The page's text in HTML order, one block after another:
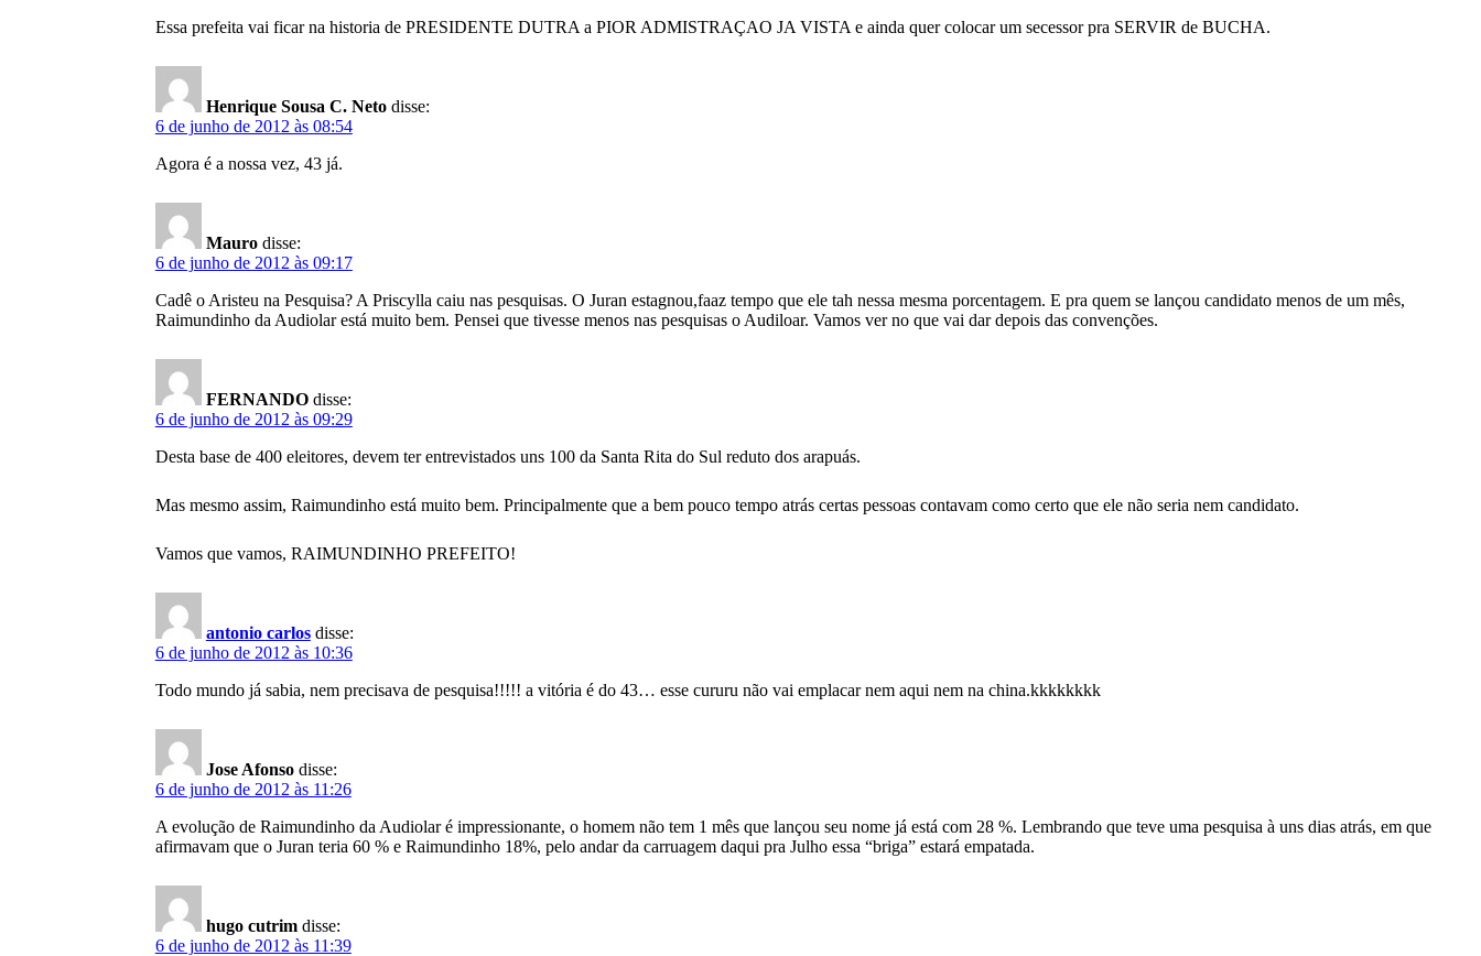
Essa prefeita vai ficar na historia de PRESIDENTE DUTRA a PIOR ADMISTRAÇAO JA VISTA e ainda quer colocar um secessor pra SERVIR de BUCHA.
Henrique Sousa C. Neto disse:
6 de junho de 2012 às 08:54
Agora é a nossa vez, 43 já.
Mauro disse:
6 de junho de 2012 às 09:17
Cadê o Aristeu na Pesquisa? A Priscylla caiu nas pesquisas. O Juran estagnou,faaz tempo que ele tah nessa mesma porcentagem. E pra quem se lançou candidato menos de um mês,
Raimundinho da Audiolar está muito bem. Pensei que tivesse menos nas pesquisas o Audiloar. Vamos ver no que vai dar depois das convenções.
FERNANDO disse:
6 de junho de 2012 às 09:29
Desta base de 400 eleitores, devem ter entrevistados uns 100 da Santa Rita do Sul reduto dos arapuás.
Mas mesmo assim, Raimundinho está muito bem. Principalmente que a bem pouco tempo atrás certas pessoas contavam como certo que ele não seria nem candidato.
Vamos que vamos, RAIMUNDINHO PREFEITO!
antonio carlos disse:
6 de junho de 2012 às 10:36
Todo mundo já sabia, nem precisava de pesquisa!!!!! a vitória é do 43… esse cururu não vai emplacar nem aqui nem na china.kkkkkkkk
Jose Afonso disse:
6 de junho de 2012 às 11:26
A evolução de Raimundinho da Audiolar é impressionante, o homem não tem 1 mês que lançou seu nome já está com 28 %. Lembrando que teve uma pesquisa à uns dias atrás, em que
afirmavam que o Juran teria 60 % e Raimundinho 18%, pelo andar da carruagem daqui pra Julho essa “briga” estará empatada.
hugo cutrim disse:
6 de junho de 2012 às 11:39